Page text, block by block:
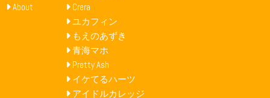
About
Crera
ユカフィン
もえのあずき
青海マホ
Pretty Ash
イケてるハーツ
アイドルカレッジ